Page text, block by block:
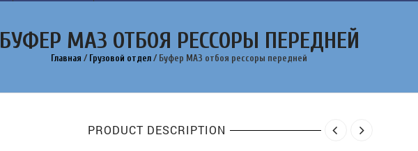
БУФЕР МАЗ ОТБОЯ РЕССОРЫ ПЕРЕДНЕЙ
Главная / Грузовой отдел / Буфер МАЗ отбоя рессоры передней
PRODUCT DESCRIPTION